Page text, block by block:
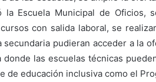
Escuela Municipal de Oficios,
con salida laboral, se
pudieran acceder a la
las escuelas técnicas
de educación inclusiva como el